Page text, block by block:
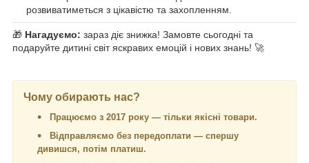
розвиватиметься з цікавістю та захопленням.
🎁 Нагадуємо: зараз діє знижка! Замовте сьогодні та
подаруйте дитині світ яскравих емоцій і нових знань! 🚀
Чому обирають нас?
Працюємо з 2017 року — тільки якісні товари.
Відправляємо без передоплати — спершу
дивишся, потім платиш.